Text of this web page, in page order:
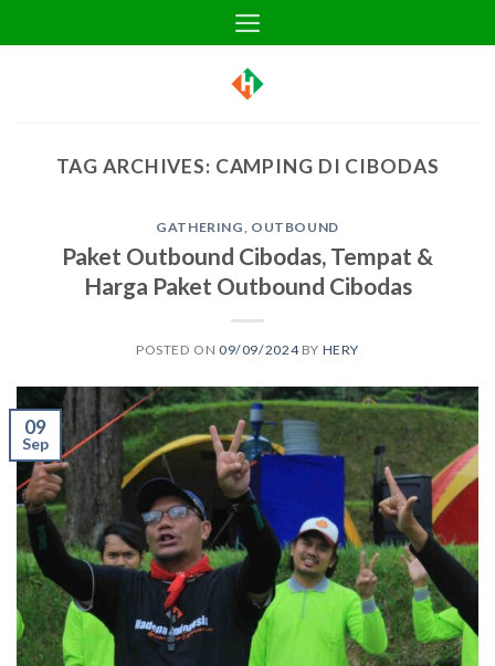
to
TAG ARCHIVES: CAMPING DI CIBODAS
GATHERING OUTBOUND
Paket Outbound Cibodas, Tempat &
Harga Paket Outbound Cibodas
POSTED ON09/09/2024BY HERY
09
Sep